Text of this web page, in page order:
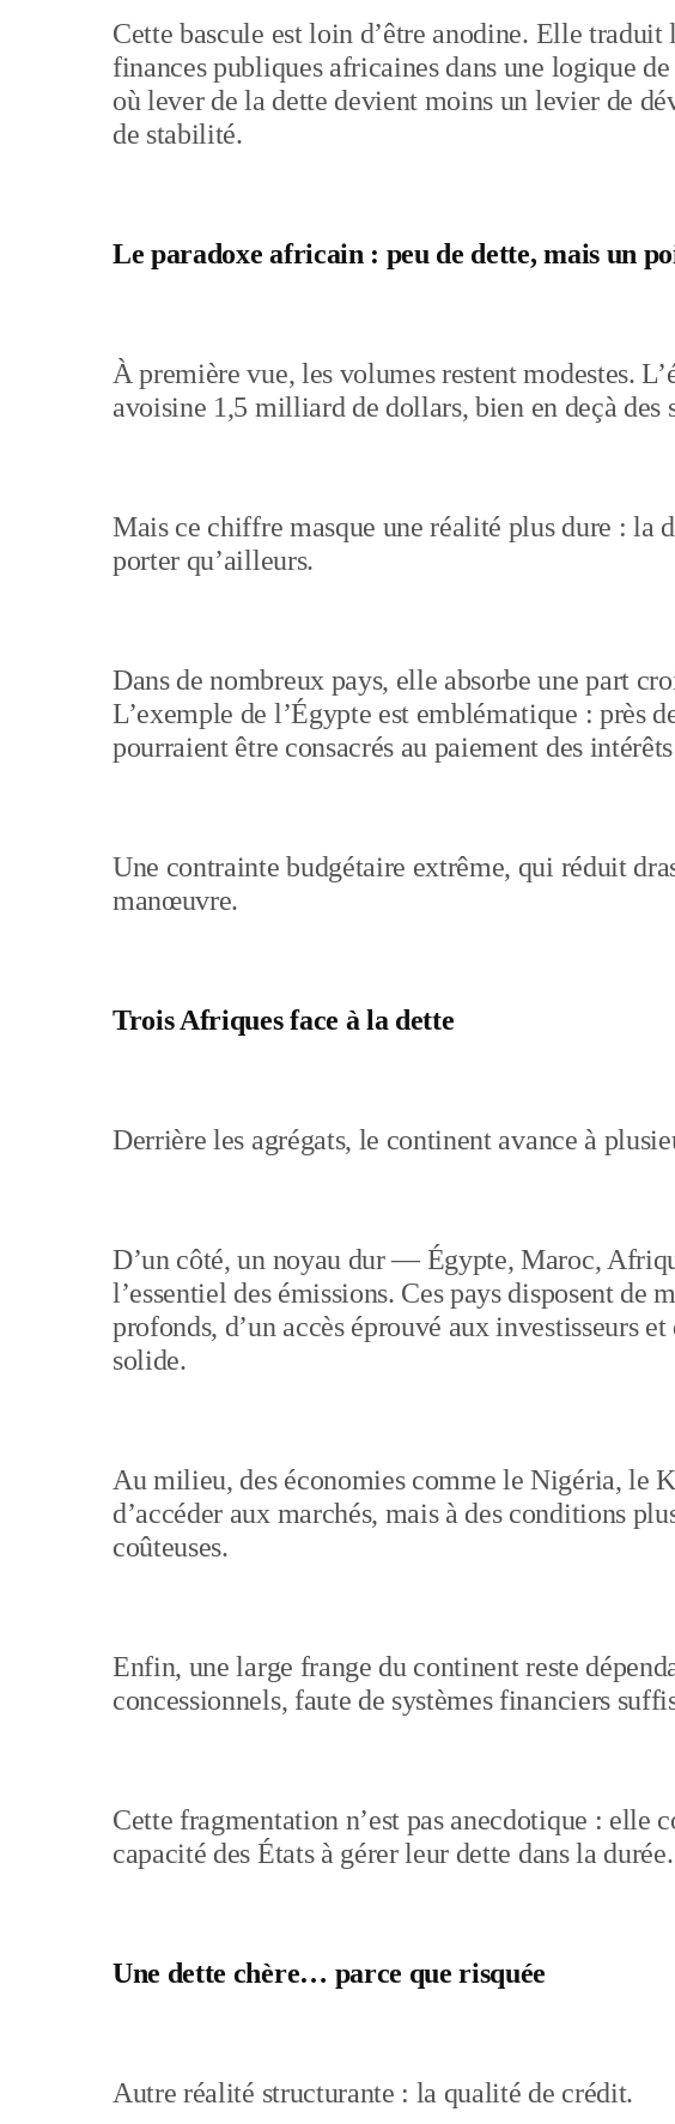
Cette bascule est loin d’être anodine. Elle traduit
finances publiques africaines dans une logique
où lever de la dette devient moins un levier de
de stabilité.
Le paradoxe africain : peu de dette, mais un
À première vue, les volumes restent modestes.
avoisine 1,5 milliard de dollars, bien en deçà des
Mais ce chiffre masque une réalité plus dure : la
porter qu’ailleurs.
Dans de nombreux pays, elle absorbe une part
L’exemple de l’Égypte est emblématique : près
pourraient être consacrés au paiement des
Une contrainte budgétaire extrême, qui réduit
manœuvre.
Trois Afriques face à la dette
Derrière les agrégats, le continent avance à
D’un côté, un noyau dur — Égypte, Maroc,
l’essentiel des émissions. Ces pays disposent de
profonds, d’un accès éprouvé aux investisseurs
solide.
Au milieu, des économies comme le Nigéria, le
d’accéder aux marchés, mais à des conditions
coûteuses.
Enfin, une large frange du continent reste
concessionnels, faute de systèmes financiers
Cette fragmentation n’est pas anecdotique : elle
capacité des États à gérer leur dette dans la durée.
Une dette chère… parce que risquée
Autre réalité structurante : la qualité de crédit.